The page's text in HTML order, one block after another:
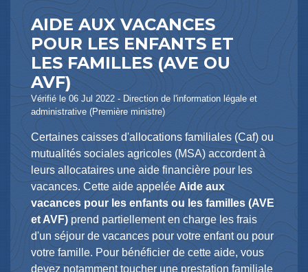
AIDE AUX VACANCES
POUR LES ENFANTS ET
LES FAMILLES (AVE OU
AVF)
Vérifié le 06 Jul 2022 - Direction de l'information légale et
administrative (Première ministre)
Certaines caisses d'allocations familiales (Caf) ou
mutualités sociales agricoles (MSA) accordent à
leurs allocataires une aide financière pour les
vacances. Cette aide appeléeAide aux
vacances pour les enfants ou les familles (AVE
et AVF) prend partiellement en charge les frais
d'un séjour de vacances pour votre enfant ou pour
votre famille. Pour bénéficier de cette aide, vous
devez notamment toucher une prestation familiale